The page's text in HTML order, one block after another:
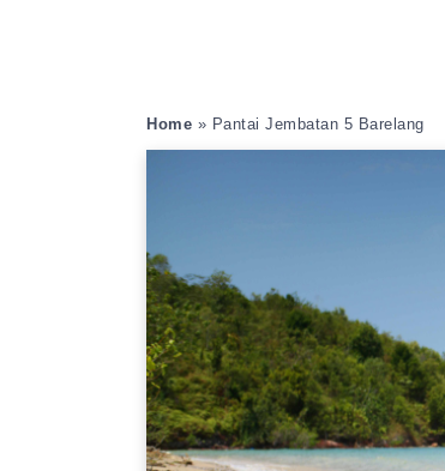
Home » Pantai Jembatan 5 Barelang